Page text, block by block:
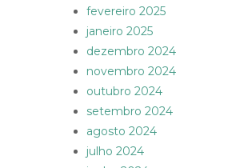
fevereiro 2025
janeiro 2025
dezembro 2024
novembro 2024
outubro 2024
setembro 2024
agosto 2024
julho 2024